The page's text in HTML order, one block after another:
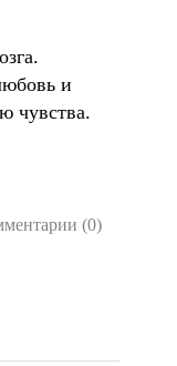
и
чувства.
(0)